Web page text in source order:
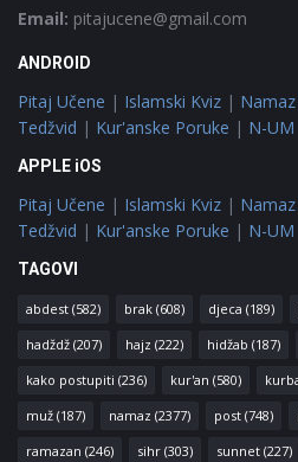
Email: pitajucene@gmail.com
ANDROID
Pitaj Učene | Islamski Kviz |
Tedžvid | Kur'anske Poruke | N-UM
APPLE iOS
Pitaj Učene | Islamski Kviz |
Tedžvid | Kur'anske Poruke | N-UM
TAGOVI
abdest (582) brak (608) djeca (189)
hadždž (207) hajz (222) hidžab (187)
kako postupiti (236) kur'an (580)
muž (187) namaz (2377) post (748)
ramazan (246) sihr (303) sunnet (227)